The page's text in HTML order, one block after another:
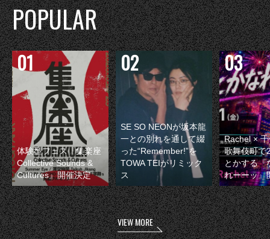
POPULAR
体験型フェス『集楽座
Collective Sounds &
Cultures』開催決定
SE SO NEONが坂本龍
一との別れを通して綴
った“Remember!”を
TOWA TEIがリミック
ス
Rachel ×
歌舞伎町で
とかする『
れーーッ』
VIEW MORE